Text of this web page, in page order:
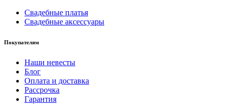
Свадебные платья
Свадебные аксессуары
Покупателям
Наши невесты
Блог
Оплата и доставка
Рассрочка
Гарантия